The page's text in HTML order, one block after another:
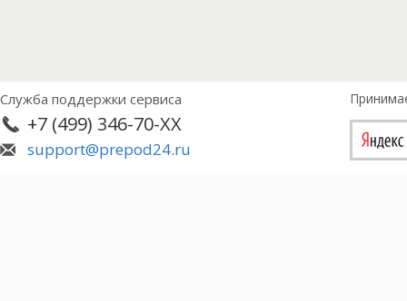
Служба поддержки сервиса
+7 (499) 346-70-XX
support@prepod24.ru